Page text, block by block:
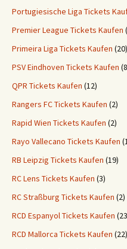
Portugiesische Liga Tickets
Premier League Tickets Kaufen
Primeira Liga Tickets Kaufen (20)
PSV Eindhoven Tickets Kaufen
QPR Tickets Kaufen (12)
Rangers FC Tickets Kaufen (2)
Rapid Wien Tickets Kaufen (2)
Rayo Vallecano Tickets Kaufen
RB Leipzig Tickets Kaufen (19)
RC Lens Tickets Kaufen (3)
RC Straßburg Tickets Kaufen (2)
RCD Espanyol Tickets Kaufen
RCD Mallorca Tickets Kaufen (22)